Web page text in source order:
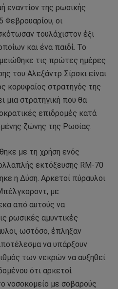
εναντίον της ρωσικής
Φεβρουαρίου, οι
τουλάχιστον έξι
και ένα παιδί. Το
τις πρώτες ημέρες
του Αλεξάντρ Σίρσκι είναι
κορυφαίος στρατηγός της
μια στρατηγική που θα
επιδρομές κατά
ζώνης της Ρωσίας.
με τη χρήση ενός
εκτόξευσης RM-70
η Δύση. Αρκετοί πύραυλοι
με
από αυτούς να
ρωσικές αμυντικές
ωστόσο, έπληξαν
να υπάρξουν
των νεκρών να αυξηθεί
ότι αρκετοί
νοσοκομείο με σοβαρούς